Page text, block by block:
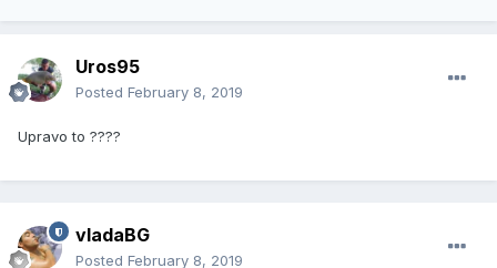
Uros95
Posted February 8, 2019
Upravo to ????
vladaBG
Posted February 8, 2019